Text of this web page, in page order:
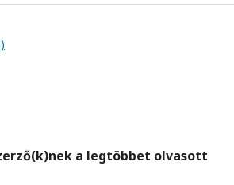
a legtöbbet olvasott